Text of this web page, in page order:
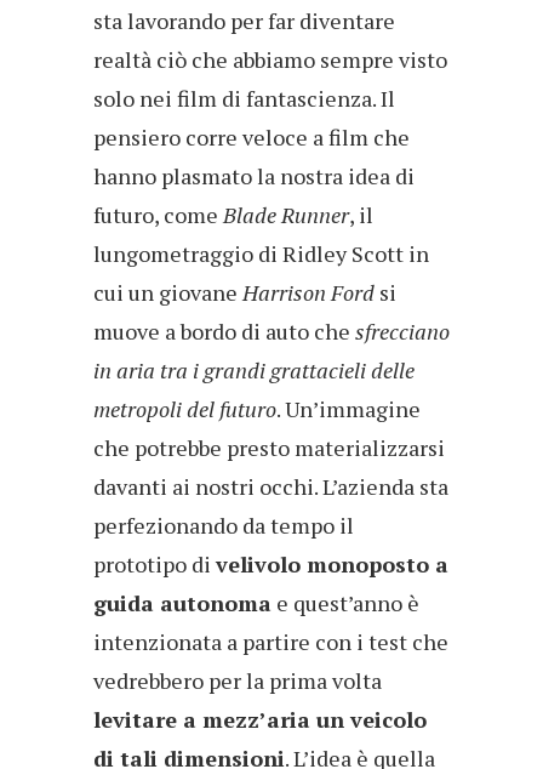
sta lavorando per far diventare
realtà ciò che abbiamo sempre visto
solo nei film di fantascienza. Il
pensiero corre veloce a film che
hanno plasmato la nostra idea di
futuro, comeBlade Runner, il
lungometraggio di Ridley Scott in
cui un giovaneHarrison Ford si
muove a bordo di auto che sfrecciano
in aria tra i grandi grattacieli delle
metropoli del futuro. Un’immagine
che potrebbe presto materializzarsi
davanti ai nostri occhi. L’azienda sta
perfezionando da tempo il
prototipo divelivolo monoposto a
guida autonoma e quest’anno è
intenzionata a partire con i test che
vedrebbero per la prima volta
levitare a mezz’aria un veicolo
di tali dimensioni. L’idea è quella